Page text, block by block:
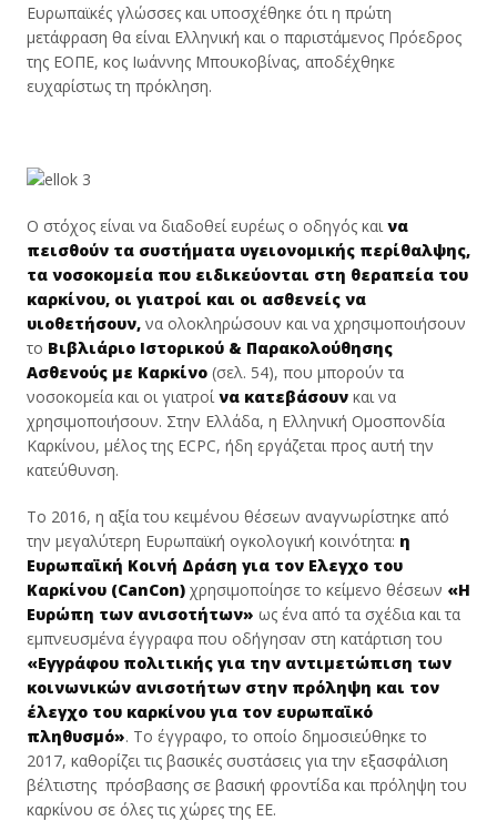
Ευρωπαϊκές γλώσσες και υποσχέθηκε ότι η πρώτη
μετάφραση θα είναι Ελληνική και ο παριστάμενος Πρόεδρος
της ΕΟΠΕ, κος Ιωάννης Μπουκοβίνας, αποδέχθηκε
ευχαρίστως τη πρόκληση.
Ο στόχος είναι να διαδοθεί ευρέως ο οδηγός καινα
πεισθούν τα συστήματα υγειονομικής περίθαλψης,
τα νοσοκομεία που ειδικεύονται στη θεραπεία του
καρκίνου, οι γιατροί και οι ασθενείς να
υιοθετήσουν, να ολοκληρώσουν και να χρησιμοποιήσουν
το Βιβλιάριο Ιστορικού & Παρακολούθησης
Ασθενούς με Καρκίνο (σελ. 54), που μπορούν τα
νοσοκομεία και οι γιατροίνα κατεβάσουν και να
χρησιμοποιήσουν. Στην Ελλάδα, η Ελληνική Ομοσπονδία
Καρκίνου, μέλος της ECPC, ήδη εργάζεται προς αυτή την
κατεύθυνση.
Το 2016, η αξία του κειμένου θέσεων αναγνωρίστηκε από
την μεγαλύτερη Ευρωπαϊκή ογκολογική κοινότητα: η
Ευρωπαϊκή Κοινή Δράση για τον Ελεγχο του
Καρκίνου (CanCon) χρησιμοποίησε το κείμενο θέσεων «Η
Ευρώπη των ανισοτήτων» ως ένα από τα σχέδια και τα
εμπνευσμένα έγγραφα που οδήγησαν στη κατάρτιση του
«Εγγράφου πολιτικής για την αντιμετώπιση των
κοινωνικών ανισοτήτων στην πρόληψη και τον
έλεγχο του καρκίνου για τον ευρωπαϊκό
πληθυσμό». Το έγγραφο, το οποίο δημοσιεύθηκε το
2017, καθορίζει τις βασικές συστάσεις για την εξασφάλιση
βέλτιστης πρόσβασης σε βασική φροντίδα και πρόληψη του
καρκίνου σε όλες τις χώρες της ΕΕ.